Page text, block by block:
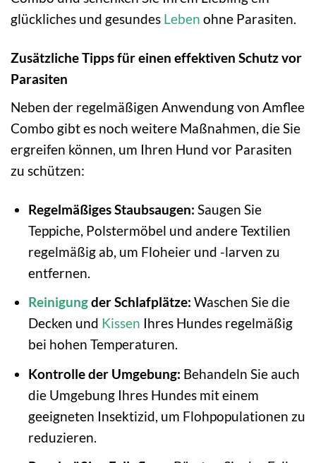
glückliches und gesundes Leben ohne Parasiten.
Zusätzliche Tipps für einen effektiven Schutz vor
Parasiten
Neben der regelmäßigen Anwendung von Amflee
Combo gibt es noch weitere Maßnahmen, die Sie
ergreifen können, um Ihren Hund vor Parasiten
zu schützen:
Regelmäßiges Staubsaugen: Saugen Sie
Teppiche, Polstermöbel und andere Textilien
regelmäßig ab, um Floheier und -larven zu
entfernen.
Reinigungder Schlafplätze: Waschen Sie die
Decken und Kissen Ihres Hundes regelmäßig
bei hohen Temperaturen.
Kontrolle der Umgebung: Behandeln Sie auch
die Umgebung Ihres Hundes mit einem
geeigneten Insektizid, um Flohpopulationen zu
reduzieren.